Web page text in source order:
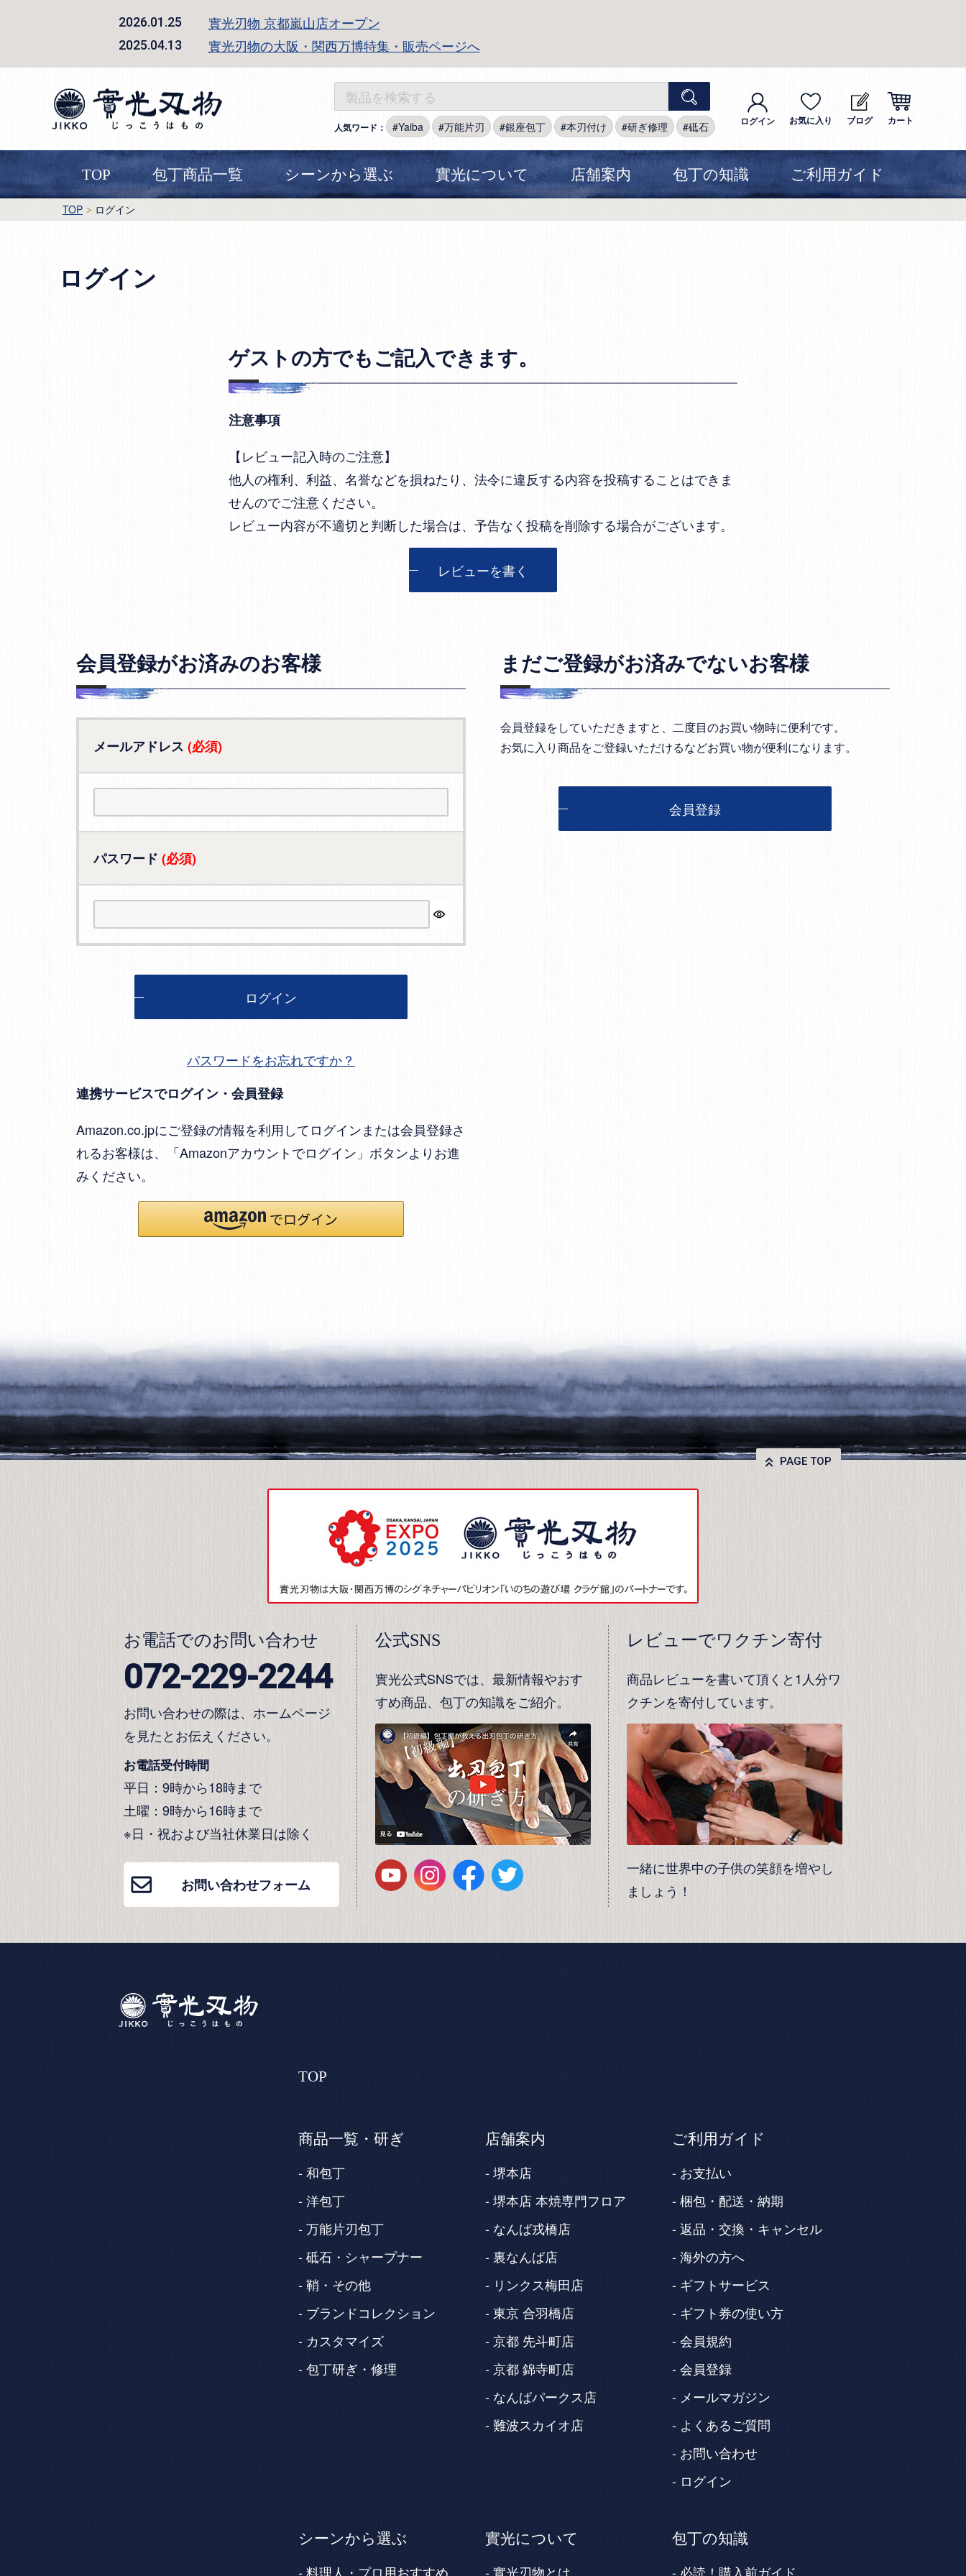
2026.01.25 實光刃物 京都嵐山店オープン
2025.04.13 實光刃物の大阪・関西万博特集・販売ページへ
人気ワード： Yaiba 万能片刃 銀座包丁 本刃付け 研ぎ修理 砥石 ログイン お気に入り ブログ カート
TOP 包丁商品一覧 シーンから選ぶ 實光について 店舗案内 包丁の知識 ご利用ガイド
TOP ログイン
ログイン
ゲストの方でもご記入できます。
注意事項
【レビュー記入時のご注意】
他人の権利、利益、名誉などを損ねたり、法令に違反する内容を投稿することはできま
せんのでご注意ください。
レビュー内容が不適切と判断した場合は、予告なく投稿を削除する場合がございます。
レビューを書く
会員登録がお済みのお客様
メールアドレス (必須)
パスワード (必須)
ログイン
パスワードをお忘れですか？
連携サービスでログイン・会員登録
Amazon.co.jpにご登録の情報を利用してログインまたは会員登録さ
れるお客様は、「Amazonアカウントでログイン」ボタンよりお進
みください。
まだご登録がお済みでないお客様
会員登録をしていただきますと、二度目のお買い物時に便利です。
お気に入り商品をご登録いただけるなどお買い物が便利になります。
会員登録
PAGE TOP
お電話でのお問い合わせ
072-229-2244
お問い合わせの際は、ホームページ
を見たとお伝えください。
お電話受付時間
平日：9時から18時まで
土曜：9時から16時まで
※日・祝および当社休業日は除く
お問い合わせフォーム
公式SNS
實光公式SNSでは、最新情報やおす
すめ商品、包丁の知識をご紹介。
レビューでワクチン寄付
商品レビューを書いて頂くと1人分ワ
クチンを寄付しています。
一緒に世界中の子供の笑顔を増やし
ましょう！
TOP
商品一覧・研ぎ
和包丁
洋包丁
万能片刃包丁
砥石・シャープナー
鞘・その他
ブランドコレクション
カスタマイズ
包丁研ぎ・修理
店舗案内
堺本店
堺本店 本焼専門フロア
なんば戎橋店
裏なんば店
リンクス梅田店
東京 合羽橋店
京都 先斗町店
京都 錦寺町店
なんばパークス店
難波スカイオ店
ご利用ガイド
お支払い
梱包・配送・納期
返品・交換・キャンセル
海外の方へ
ギフトサービス
ギフト券の使い方
会員規約
会員登録
メールマガジン
よくあるご質問
お問い合わせ
ログイン
シーンから選ぶ
料理人・プロ用おすすめ
實光について
實光刃物とは
包丁の知識
必読！購入前ガイド